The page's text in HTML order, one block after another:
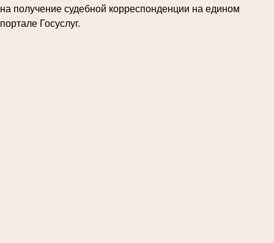
на получение судебной корреспонденции на едином
портале Госуслуг.